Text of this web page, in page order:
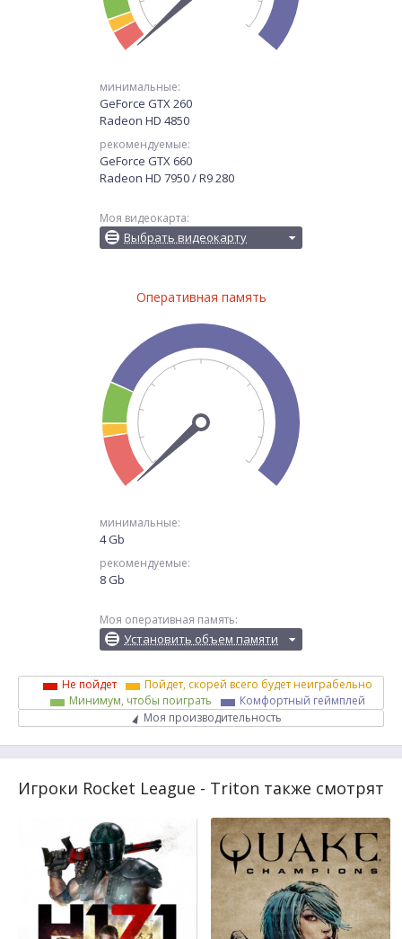
минимальные:
GeForce GTX 260
Radeon HD 4850
рекомендуемые:
GeForce GTX 660
Radeon HD 7950 / R9 280
Моя видеокарта:
Выбрать видеокарту
Оперативная память
минимальные:
4 Gb
рекомендуемые:
8 Gb
Моя оперативная память:
Установить объем памяти
Не пойдет
Пойдет, скорей всего будет неиграбельно
Минимум, чтобы поиграть
Комфортный геймплей
Моя производительность
Игроки Rocket League - Triton также смотрят